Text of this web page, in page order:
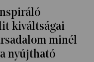
kiváltságai
minél
nyújtható